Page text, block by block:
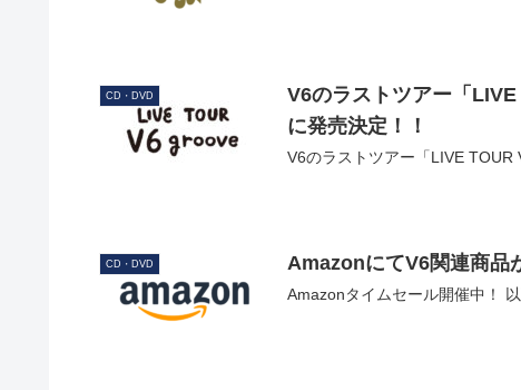
CD・DVD
V6のラストツアー「
に発売決定！！
V6のラストツアー「LIVE TOUR
CD・DVD AmazonにてV6関連商品
Amazonタイムセール開催中！